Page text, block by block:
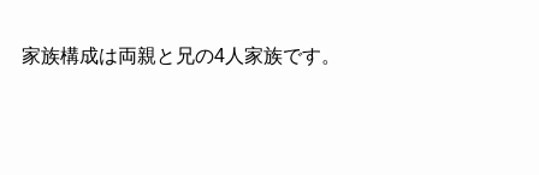
家族構成は両親と兄の4人家族です。